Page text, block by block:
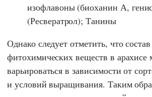
изофлавоны (биоханин А,
(Ресвератрол); Танины
Однако следует отметить, что состав
фитохимических веществ в арахисе
варьироваться в зависимости от
и условий выращивания. Таким